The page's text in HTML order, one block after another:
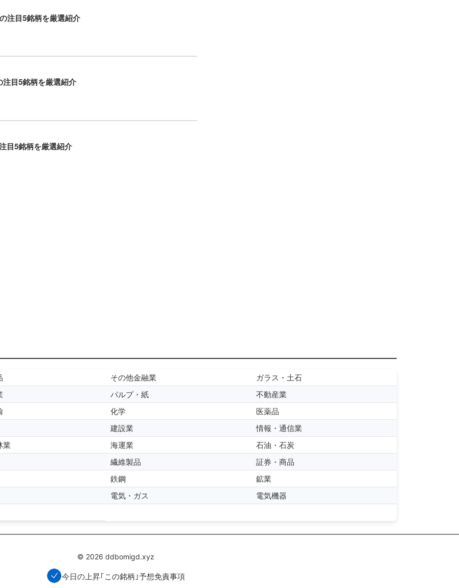
注目5銘柄を厳選紹介
目5銘柄を厳選紹介
目5銘柄を厳選紹介
その他金融業
ガラス・土石
パルプ・紙
不動産業
化学
医薬品
建設業
情報・通信業
業 海運業
石油・石炭
繊維製品
証券・商品
鉄鋼
鉱業
電気・ガス
電気機器
© 2026 ddbomigd.xyz
今日の上昇｢この銘柄｣予想免責事項